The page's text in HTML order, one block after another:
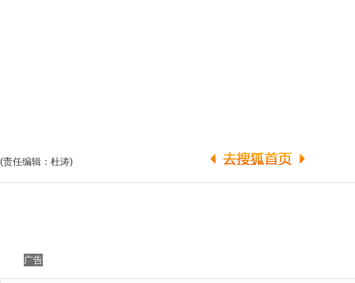
(责任编辑：杜涛)
广告